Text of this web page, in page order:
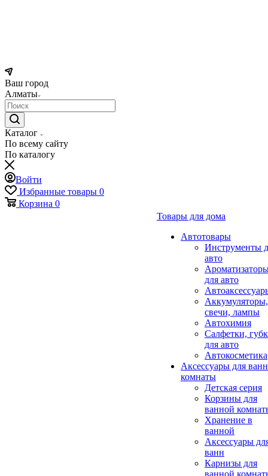
Ваш город
Алматы
Каталог
По всему сайту
По каталогу
Войти
Избранные товары 0
Корзина 0
Товары для дома
Автотовары
Инструменты
авто
для авто
Аккумуляторы,
свечи, лампы
Автохимия
Салфетки,
для авто
Автокосметика
Аксессуары для
комнаты
Детская серия
Корзины для
ванной
Хранение в
ванной
Аксессуары
ванн
Карнизы для
ванной